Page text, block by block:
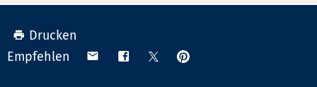
Drucken
Empfehlen
Teilen Teilen TeilenAnpinnen